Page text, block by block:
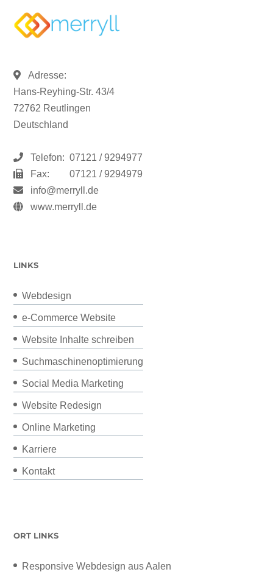
Adresse:
Hans-Reyhing-Str. 43/4
72762 Reutlingen
Deutschland
Telefon: 07121 / 9294977
Fax:
07121 / 9294979
info@merryll.de
www.merryll.de
LINKS
Webdesign
e-Commerce Website
Website Inhalte schreiben
Suchmaschinenoptimierung
Social Media Marketing
Website Redesign
Online Marketing
Karriere
Kontakt
ORT LINKS
Responsive Webdesign aus Aalen